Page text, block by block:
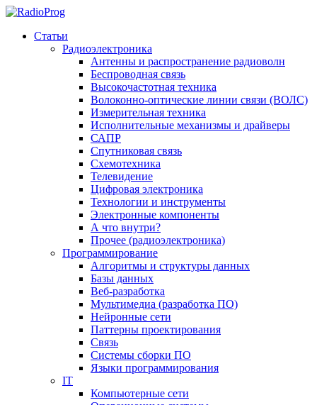
Статьи
Радиоэлектроника
Антенны и распространение радиоволн
Беспроводная связь
Высокочастотная техника
Волоконно-оптические линии связи (ВОЛС)
Измерительная техника
Исполнительные механизмы и драйверы
САПР
Спутниковая связь
Схемотехника
Телевидение
Цифровая электроника
Технологии и инструменты
Электронные компоненты
А что внутри?
Прочее (радиоэлектроника)
Программирование
Алгоритмы и структуры данных
Базы данных
Веб-разработка
Мультимедиа (разработка ПО)
Нейронные сети
Паттерны проектирования
Связь
Системы сборки ПО
Языки программирования
IT
Компьютерные сети